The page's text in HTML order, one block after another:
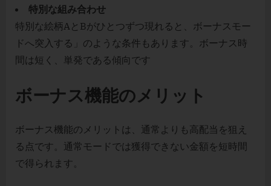
特別な組み合わせ
特別な絵柄AとBがひとつずつ現れると、ボーナスモー
ドへ突入する」のような条件もあります。ボーナス時
間は短く、単発である傾向です
ボーナス機能のメリット
ボーナス機能のメリットは、通常よりも高配当を狙え
る点です。通常モードでは獲得できない金額を短時間
で得られます。